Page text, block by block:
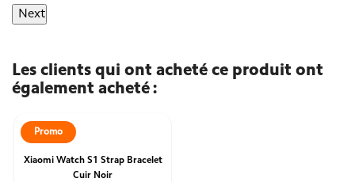
Next
Les clients qui ont acheté ce produit ont
également acheté :
Xiaomi Watch S1 Strap Bracelet
Cuir Noir
Promo